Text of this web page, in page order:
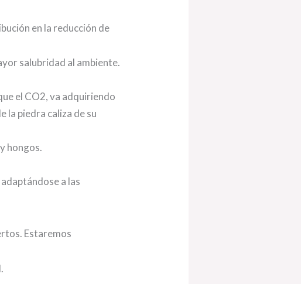
en la reducción de
salubridad al ambiente.
el CO2, va adquiriendo
la piedra caliza de su
hongos.
a las
Estaremos